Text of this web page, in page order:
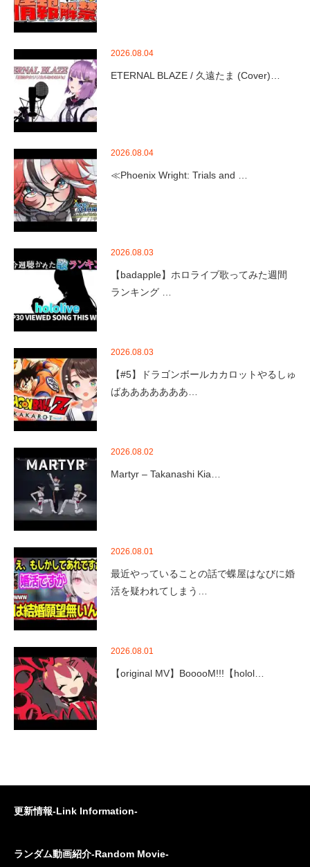
2026.08.04
ETERNAL BLAZE / 久遠たま (Cover)…
2026.08.04
≪Phoenix Wright: Trials and …
2026.08.03
【badapple】ホロライブ歌ってみた週間
ランキング …
2026.08.03
【#5】ドラゴンボールカカロットやるしゅ
ばあああああああ…
2026.08.02
Martyr – Takanashi Kia…
2026.08.01
最近やっていることの話で蝶屋はなびに婚
活を疑われてしまう…
2026.08.01
【original MV】BooooM!!!【holol…
更新情報-Link Information-
ランダム動画紹介-Random Movie-